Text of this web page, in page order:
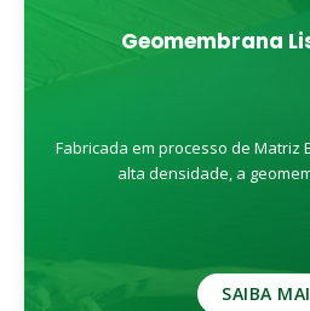
Geomembrana
Fabricada em processo de Matriz
alta densidade, a
SAIBA